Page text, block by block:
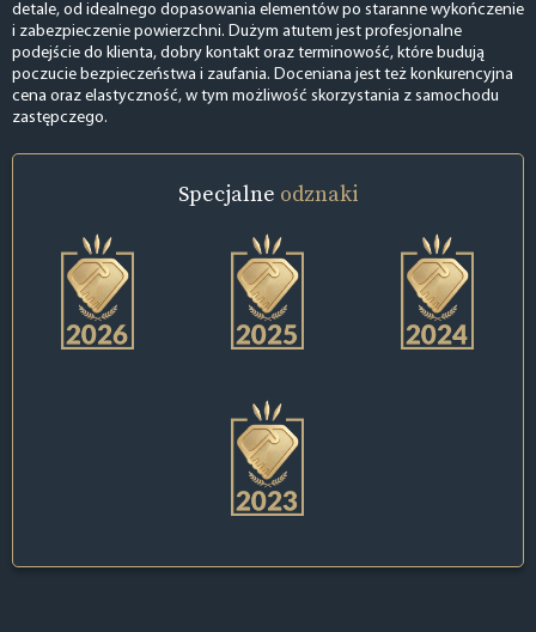
detale, od idealnego dopasowania elementów po staranne wykończenie
i zabezpieczenie powierzchni. Dużym atutem jest profesjonalne
podejście do klienta, dobry kontakt oraz terminowość, które budują
poczucie bezpieczeństwa i zaufania. Doceniana jest też konkurencyjna
cena oraz elastyczność, w tym możliwość skorzystania z samochodu
zastępczego.
Specjalne odznaki